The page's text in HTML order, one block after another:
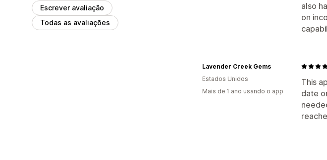
Escrever avaliação
Todas as avaliações
also
on
This
date
Lavender Creek Gems
Estados Unidos
Mais de 1 ano usando o app